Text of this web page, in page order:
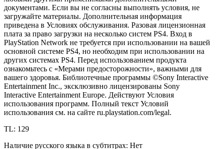
документами. Если вы не согласны выполнять условия, не
загружайте материалы. Дополнительная информация
приведена в Условиях обслуживания. Разовая лицензионная
плата за право загрузки на несколько систем PS4. Вход в
PlayStation Network не требуется при использовании на вашей
основной системе PS4, но необходим при использовании на
других системах PS4. Перед использованием продукта
ознакомьтесь с «Мерами предосторожности», важными для
вашего здоровья. Библиотечные программы ©Sony Interactive
Entertainment Inc., эксклюзивно лицензированы Sony
Interactive Entertainment Europe. Действуют Условия
использования программ. Полный текст Условий
использования см. на сайте ru.playstation.com/legal.
TL: 129
Наличие русского языка в субтитрах: Нет